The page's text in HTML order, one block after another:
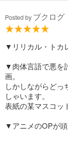
Posted by ブクログ
▼リリカル・トカ
▼肉体言語で悪を
画。
しかしながらどっ
しゃいます。
表紙の某マスコッ
▼アニメのOPが頭